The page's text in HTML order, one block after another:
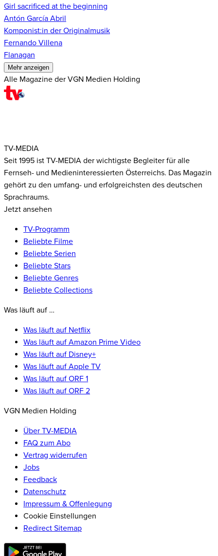
Girl sacrificed at the beginning
Antón García Abril
Komponist:in der Originalmusik
Fernando Villena
Flanagan
Mehr anzeigen
Alle Magazine der VGN Medien Holding
TV-MEDIA
Seit 1995 ist TV-MEDIA der wichtigste Begleiter für alle
Fernseh- und Medieninteressierten Österreichs. Das Magazin
gehört zu den umfang- und erfolgreichsten des deutschen
Sprachraums.
Jetzt ansehen
TV-Programm
Beliebte Filme
Beliebte Serien
Beliebte Stars
Beliebte Genres
Beliebte Collections
Was läuft auf …
Was läuft auf Netflix
Was läuft auf Amazon Prime Video
Was läuft auf Disney+
Was läuft auf Apple TV
Was läuft auf ORF 1
Was läuft auf ORF 2
VGN Medien Holding
Über TV-MEDIA
FAQ zum Abo
Vertrag widerrufen
Jobs
Feedback
Datenschutz
Impressum & Offenlegung
Cookie Einstellungen
Redirect Sitemap